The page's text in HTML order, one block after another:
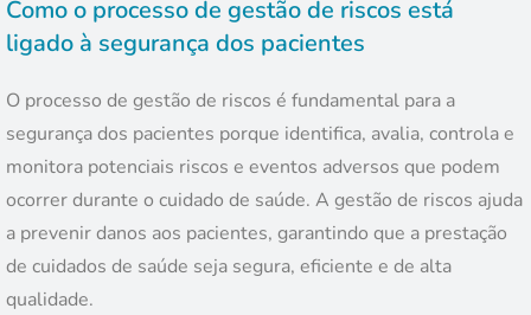
Como o processo de gestão de riscos está
ligado à segurança dos pacientes
O processo de gestão de riscos é fundamental para a
segurança dos pacientes porque identifica, avalia, controla e
monitora potenciais riscos e eventos adversos que podem
ocorrer durante o cuidado de saúde. A gestão de riscos ajuda
a prevenir danos aos pacientes, garantindo que a prestação
de cuidados de saúde seja segura, eficiente e de alta
qualidade.